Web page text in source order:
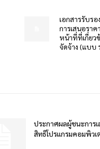
เอกสารรับร
การเสนอราค
หน้าที่ที่เกี่ยว
จัดจ้าง (แบบ
ประกาศผลผู้ชนะการ
สิทธิโปรแกรมคอมพิวเ